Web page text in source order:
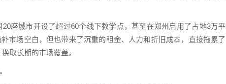
座城市开设了超过60个线下教学点，甚至在郑州启用了占地3万平
市场空白，但也带来了沉重的租金、人力和折旧成本，直接拖累了
取长期的市场覆盖。